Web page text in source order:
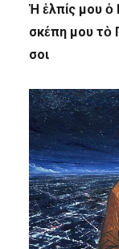
Ἡ ἐλπίς μου ὁ
σκέπη μου τὸ
σοι